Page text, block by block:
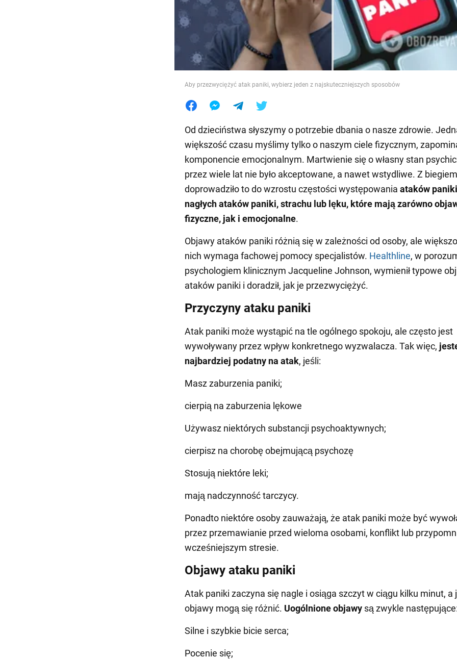
Aby przezwyciężyć atak paniki, wybierz jeden z najskuteczniejszych sposobów
Od dzieciństwa słyszymy o potrzebie dbania o nasze zdrowie.
większość czasu myślimy tylko o naszym ciele fizycznym,
komponencie emocjonalnym. Martwienie się o własny stan
przez wiele lat nie było akceptowane, a nawet wstydliwe. Z
doprowadziło to do wzrostu częstości występowania ataków
nagłych ataków paniki, strachu lub lęku, które mają zarówno
fizyczne, jak i emocjonalne.
Objawy ataków paniki różnią się w zależności od osoby, ale
nich wymaga fachowej pomocy specjalistów. Healthline, w
psychologiem klinicznym Jacqueline Johnson, wymienił typowe
ataków paniki i doradził, jak je przezwyciężyć.
Przyczyny ataku paniki
Atak paniki może wystąpić na tle ogólnego spokoju, ale często jest
wywoływany przez wpływ konkretnego wyzwalacza. Tak więc,
najbardziej podatny na atak, jeśli:
Masz zaburzenia paniki;
cierpią na zaburzenia lękowe
Używasz niektórych substancji psychoaktywnych;
cierpisz na chorobę obejmującą psychozę
Stosują niektóre leki;
mają nadczynność tarczycy.
Ponadto niektóre osoby zauważają, że atak paniki może być
przez przemawianie przed wieloma osobami, konflikt lub
wcześniejszym stresie.
Objawy ataku paniki
Atak paniki zaczyna się nagle i osiąga szczyt w ciągu kilku minut, a
objawy mogą się różnić. Uogólnione objawy są zwykle
Silne i szybkie bicie serca;
Pocenie się;